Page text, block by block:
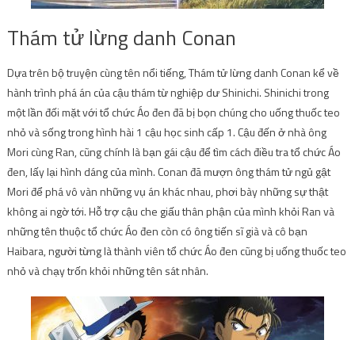
Thám tử lừng danh Conan
Dựa trên bộ truyện cùng tên nổi tiếng, Thám tử lừng danh Conan kể về
hành trình phá án của cậu thám từ nghiệp dư Shinichi. Shinichi trong
một lần đối mặt với tổ chức Áo đen đã bị bọn chúng cho uống thuốc teo
nhỏ và sống trong hình hài 1 cậu học sinh cấp 1. Cậu đến ở nhà ông
Mori cùng Ran, cũng chính là bạn gái cậu để tìm cách điều tra tổ chức Áo
đen, lấy lại hình dáng của mình. Conan đã mượn ông thám tử ngủ gật
Mori để phá vô vàn những vụ án khác nhau, phơi bày những sự thật
không ai ngờ tới. Hỗ trợ cậu che giấu thân phận của mình khỏi Ran và
những tên thuộc tổ chức Áo đen còn có ông tiến sĩ già và cô bạn
Haibara, người từng là thành viên tổ chức Áo đen cũng bị uống thuốc teo
nhỏ và chạy trốn khỏi những tên sát nhân.